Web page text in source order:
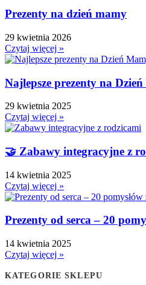
Prezenty na dzień mamy
29 kwietnia 2026
Czytaj więcej »
Najlepsze prezenty na
29 kwietnia 2025
Czytaj więcej »
🤝 Zabawy integracyjne z
14 kwietnia 2025
Czytaj więcej »
Prezenty od serca – 20
14 kwietnia 2025
Czytaj więcej »
KATEGORIE SKLEPU